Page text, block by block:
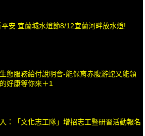
平安 宜蘭城水燈節8/12宜蘭河畔放水燈!
態服務給付說明會-能保育赤腹游蛇又能領
好康等你來＋1
：「文化志工隊」增招志工暨研習活動報名